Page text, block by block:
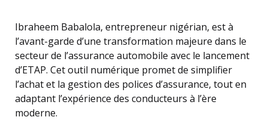
Ibraheem Babalola, entrepreneur nigérian, est à
l’avant-garde d’une transformation majeure dans le
secteur de l’assurance automobile avec le lancement
d’ETAP. Cet outil numérique promet de simplifier
l’achat et la gestion des polices d’assurance, tout en
adaptant l’expérience des conducteurs à l’ère
moderne.